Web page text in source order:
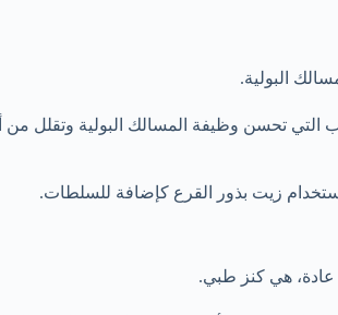
البولية.
ومضادات الالتهاب التي تحسن وظيفة المسالك البولية
استخدام زيت بذور القرع كإضافة للسلطات.
عادة، هي كنز طبي.